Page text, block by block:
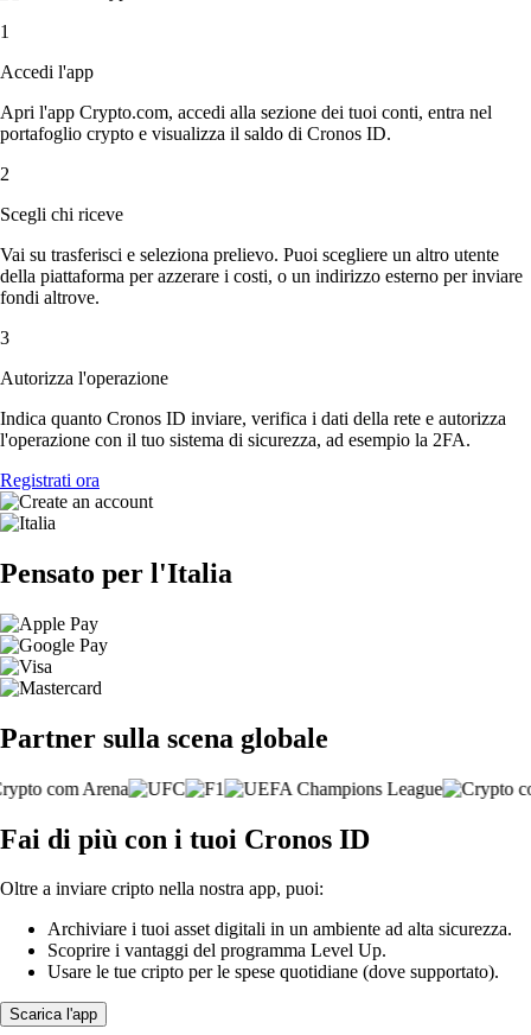
1
Accedi l'app
Apri l'app Crypto.com, accedi alla sezione dei tuoi conti, entra nel
portafoglio crypto e visualizza il saldo di Cronos ID.
2
Scegli chi riceve
Vai su trasferisci e seleziona prelievo. Puoi scegliere un altro utente
della piattaforma per azzerare i costi, o un indirizzo esterno per inviare
fondi altrove.
3
Autorizza l'operazione
Indica quanto Cronos ID inviare, verifica i dati della rete e autorizza
l'operazione con il tuo sistema di sicurezza, ad esempio la 2FA.
Registrati ora
Pensato per l'Italia
Partner sulla scena globale
Fai di più con i tuoi Cronos ID
Oltre a inviare cripto nella nostra app, puoi:
Archiviare i tuoi asset digitali in un ambiente ad alta sicurezza.
Scoprire i vantaggi del programma Level Up.
Usare le tue cripto per le spese quotidiane (dove supportato).
Scarica l'app